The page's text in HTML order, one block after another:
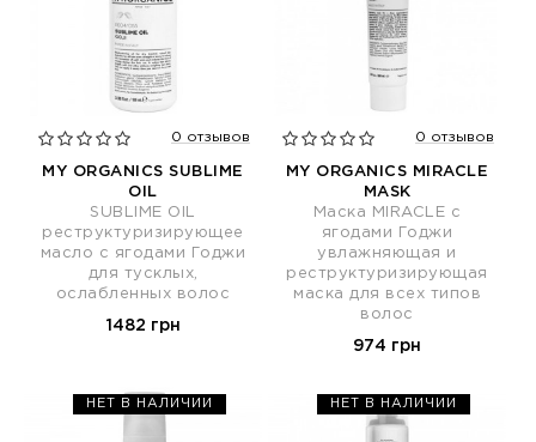
0 отзывов
MY ORGANICS SUBLIME
OIL
SUBLIME OIL
реструктуризирующее
масло с ягодами Годжи
для тусклых,
ослабленных волос
1482 грн
0 отзывов
MY ORGANICS MIRACLE
MASK
Маска MIRACLE с
ягодами Годжи
увлажняющая и
реструктуризирующая
маска для всех типов
волос
974 грн
НЕТ В НАЛИЧИИ НЕТ В НАЛИЧИИ